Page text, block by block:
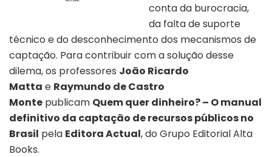
conta da burocracia,
da falta de suporte
técnico e do desconhecimento dos mecanismos de
captação. Para contribuir com a solução desse
dilema, os professores João Ricardo
Matta e Raymundo de Castro
Monte publicam Quem quer dinheiro? – O manual
definitivo da captação de recursos públicos no
Brasil pela Editora Actual, do Grupo Editorial Alta
Books.